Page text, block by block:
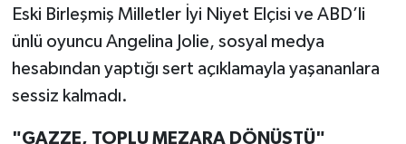
Eski Birleşmiş Milletler İyi Niyet Elçisi ve ABD’li
ünlü oyuncu Angelina Jolie, sosyal medya
hesabından yaptığı sert açıklamayla yaşananlara
sessiz kalmadı.
"GAZZE, TOPLU MEZARA DÖNÜŞTÜ"